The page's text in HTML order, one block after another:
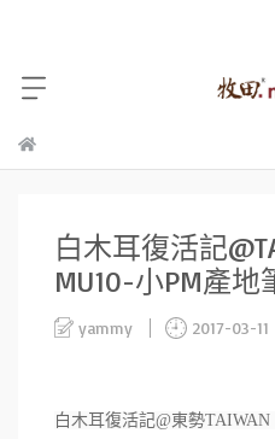
白木耳復活記
MU10-小PM產地
yammy 2017-03-11
白木耳復活記@東勢